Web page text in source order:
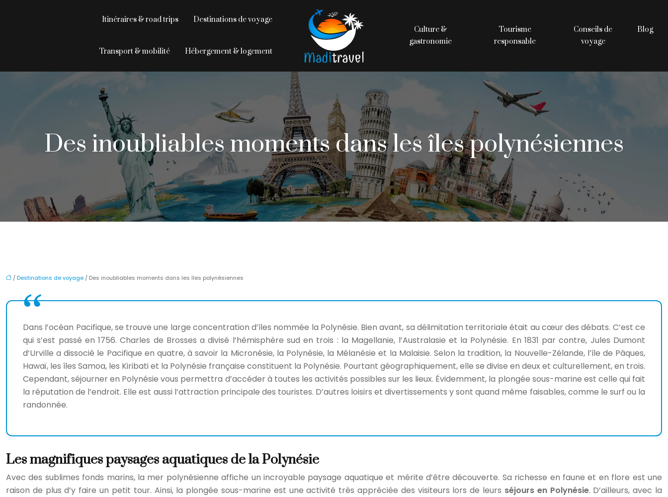
Destinations de voyage
Itinéraires & road trips
Hébergement & logement
Transport & mobilité
Culture &
gastronomie
Tourisme
responsable
Conseils de
voyage
Blog
Des inoubliables moments dans les îles polynésiennes
/Destinations de voyage / Des inoubliables moments dans les îles polynésiennes
Dans l’océan Pacifique, se trouve une large concentration d’îles nommée la Polynésie. Bien avant, sa délimitation territoriale était au cœur des débats. C’est ce
qui s’est passé en 1756. Charles de Brosses a divisé l’hémisphère sud en trois : la Magellanie, l’Australasie et la Polynésie. En 1831 par contre, Jules Dumont
d’Urville a dissocié le Pacifique en quatre, à savoir la Micronésie, la Polynésie, la Mélanésie et la Malaisie. Selon la tradition, la Nouvelle-Zélande, l’île de Pâques,
Hawaï, les îles Samoa, les Kiribati et la Polynésie française constituent la Polynésie. Pourtant géographiquement, elle se divise en deux et culturellement, en trois.
Cependant, séjourner en Polynésie vous permettra d’accéder à toutes les activités possibles sur les lieux. Évidemment, la plongée sous-marine est celle qui fait
la réputation de l’endroit. Elle est aussi l’attraction principale des touristes. D’autres loisirs et divertissements y sont quand même faisables, comme le surf ou la
randonnée.
Les magnifiques paysages aquatiques de la Polynésie
Avec des sublimes fonds marins, la mer polynésienne affiche un incroyable paysage aquatique et mérite d’être découverte. Sa richesse en faune et en flore est une
raison de plus d’y faire un petit tour. Ainsi, la plongée sous-marine est une activité très appréciée des visiteurs lors de leurs séjours en Polynésie. D’ailleurs, avec la